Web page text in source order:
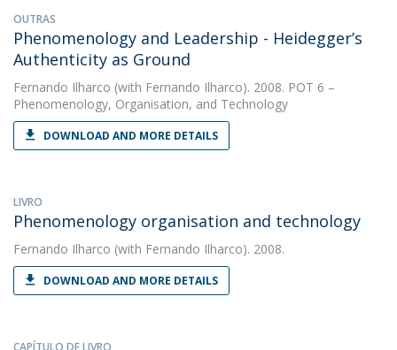
OUTRAS
Phenomenology and Leadership - Heidegger’s
Authenticity as Ground
Fernando Ilharco (with Fernando Ilharco). 2008. POT 6 –
Phenomenology, Organisation, and Technology
DOWNLOAD AND MORE DETAILS
LIVRO
Phenomenology organisation and technology
Fernando Ilharco (with Fernando Ilharco). 2008.
DOWNLOAD AND MORE DETAILS
CAPÍTULO DE LIVRO